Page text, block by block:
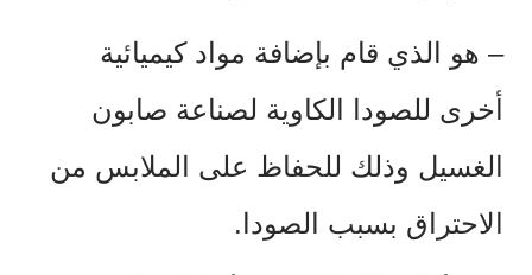
– هو الذي قام بإضافة مواد كيميائية
أخرى للصودا الكاوية لصناعة صابون
الغسيل وذلك للحفاظ على الملابس من
الاحتراق بسبب الصودا.